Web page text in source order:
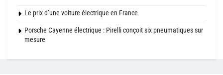
Le prix d’une voiture électrique en France
Porsche Cayenne électrique : Pirelli conçoit six pneumatiques sur
mesure